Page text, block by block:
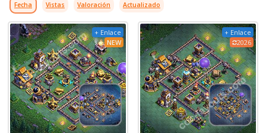
Fecha Vistas Valoración Actualizado
+ Enlace
NEW
+ Enlace
2026